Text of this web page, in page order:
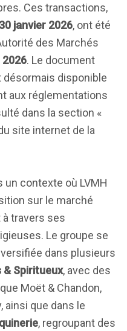
Ces transactions,
janvier 2026, ont été
des Marchés
. Le document
disponible
aux réglementations
dans la section «
site internet de la
contexte où LVMH
sur le marché
travers ses
Le groupe se
dans plusieurs
& Spiritueux, avec des
Moët & Chandon,
ainsi que dans le
, regroupant des